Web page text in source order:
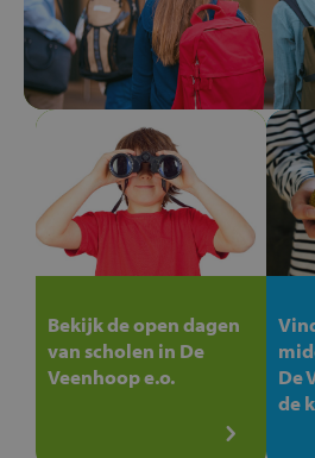
Bekijk de open dagen
van scholen in De
Veenhoop e.o.
De
de